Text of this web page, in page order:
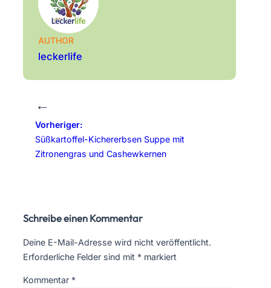
AUTHOR
leckerlife
←
Vorheriger:
Süßkartoffel-Kichererbsen Suppe mit
Zitronengras und Cashewkernen
Schreibe einen Kommentar
Deine E-Mail-Adresse wird nicht veröffentlicht.
Erforderliche Felder sind mit * markiert
Kommentar *